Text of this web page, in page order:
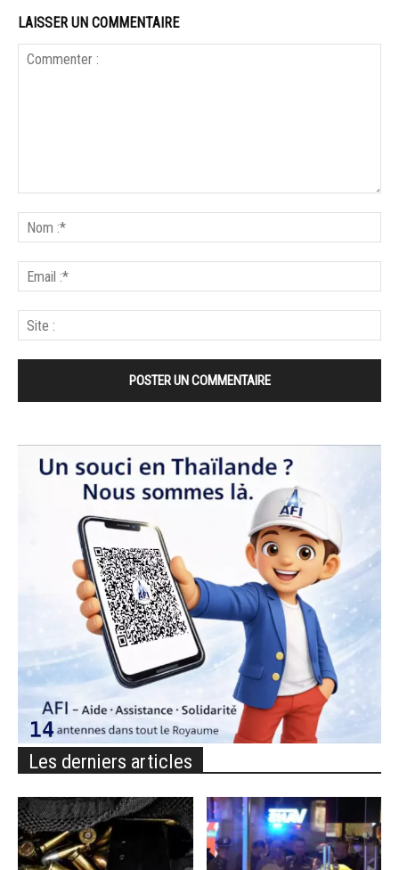
LAISSER UN COMMENTAIRE
Les derniers articles